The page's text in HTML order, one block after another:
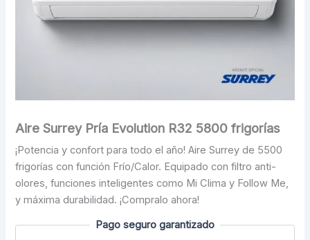
Aire Surrey Pría Evolution R32 5800 frigorías
¡Potencia y confort para todo el año! Aire Surrey de 5500
frigorías con función Frío/Calor. Equipado con filtro anti-
olores, funciones inteligentes como Mi Clima y Follow Me,
y máxima durabilidad. ¡Compralo ahora!
Pago seguro garantizado